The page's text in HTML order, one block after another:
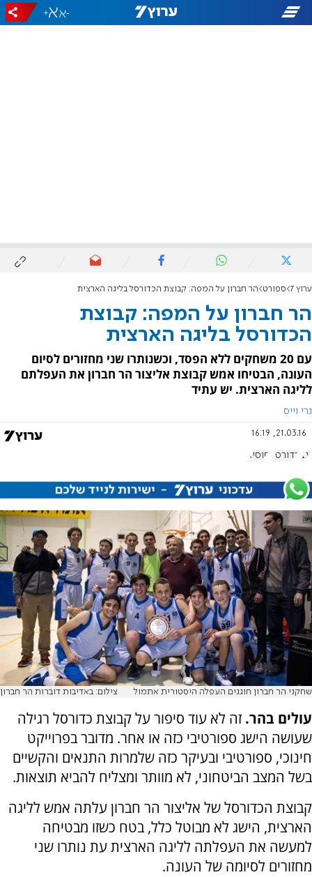
-
+
ערוץ 7 ספורט הר חברון על המפה: קבוצת הכדורסל בליגה הארצית
הר חברון על המפה: קבוצת
הכדורסל בליגה הארצית
עם 20 משחקים ללא הפסד, וכשנותרו שני מחזורים לסיום
העונה, הבטיחו אמש קבוצת אליצור הר חברון את העפלתם
לליגה הארצית. יש עתיד
נרי וייס
21.03.16, 16:19
נגב כדורסל סוסיא
שחקני הר חברון חוגגים העפלה היסטורית אתמול צילום: באדיבות דוברות הר חברון
עולים בהר. זה לא עוד סיפור על קבוצת כדורסל רגילה
שעושה הישג ספורטיבי כזה או אחר. מדובר בפרוייקט
חינוכי, ספורטיבי ובעיקר כזה שלמרות התנאים והקשיים
בשל המצב הביטחוני, לא מוותר ומצליח להביא תוצאות.
קבוצת הכדורסל של אליצור הר חברון עלתה אמש לליגה
הארצית, הישג לא מבוטל כלל, בטח כשזו מבטיחה
למעשה את העפלתה לליגה הארצית עת נותרו שני
מחזורים לסיומה של העונה.